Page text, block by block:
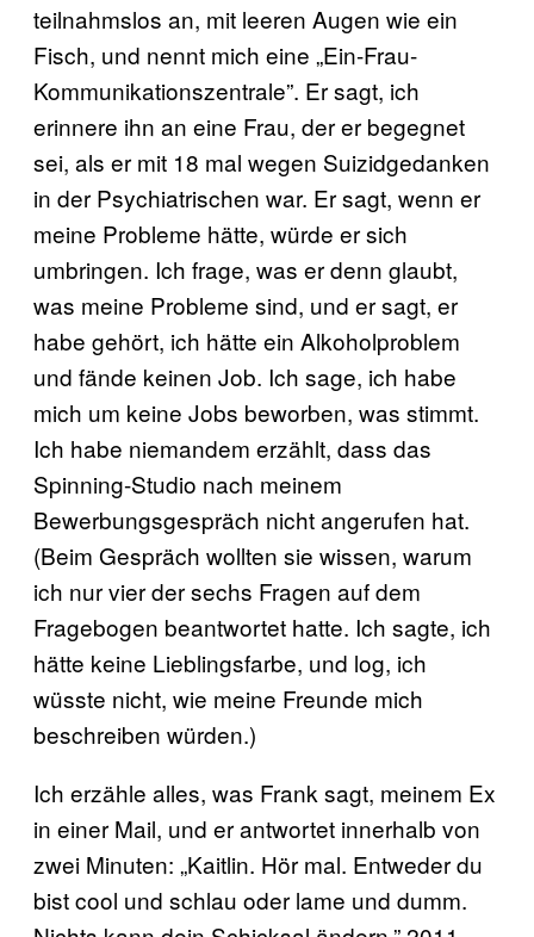
teilnahmslos an, mit leeren Augen wie ein
Fisch, und nennt mich eine „Ein-Frau-
Kommunikationszentrale”. Er sagt, ich
erinnere ihn an eine Frau, der er begegnet
sei, als er mit 18 mal wegen Suizidgedanken
in der Psychiatrischen war. Er sagt, wenn er
meine Probleme hätte, würde er sich
umbringen. Ich frage, was er denn glaubt,
was meine Probleme sind, und er sagt, er
habe gehört, ich hätte ein Alkoholproblem
und fände keinen Job. Ich sage, ich habe
mich um keine Jobs beworben, was stimmt.
Ich habe niemandem erzählt, dass das
Spinning-Studio nach meinem
Bewerbungsgespräch nicht angerufen hat.
(Beim Gespräch wollten sie wissen, warum
ich nur vier der sechs Fragen auf dem
Fragebogen beantwortet hatte. Ich sagte, ich
hätte keine Lieblingsfarbe, und log, ich
wüsste nicht, wie meine Freunde mich
beschreiben würden.)
Ich erzähle alles, was Frank sagt, meinem Ex
in einer Mail, und er antwortet innerhalb von
zwei Minuten: „Kaitlin. Hör mal. Entweder du
bist cool und schlau oder lame und dumm.